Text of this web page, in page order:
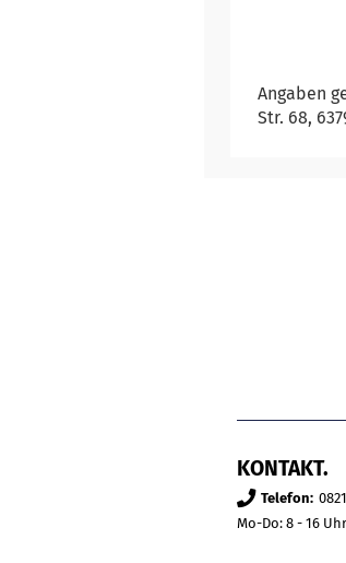
Angaben
Str. 68,
KONTAKT.
Telefon:
Mo-Do: 8 - 16